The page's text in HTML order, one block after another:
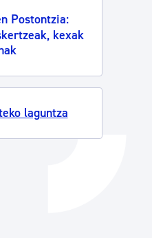
Postontzia:
kexak
laguntza